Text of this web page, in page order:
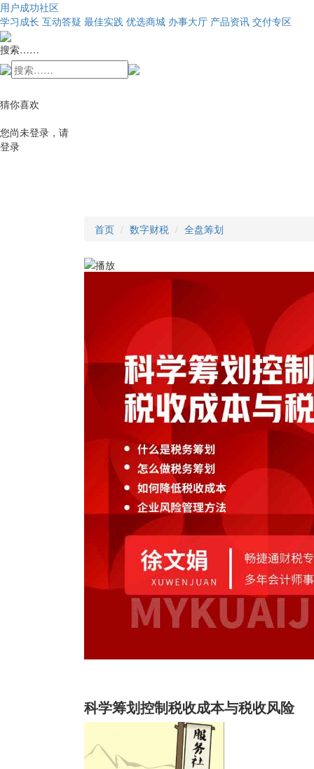
用户成功社区
学习成长 互动答疑 最佳实践 优选商城 办事大厅 产品资讯 交付专区
搜索……
猜你喜欢
您尚未登录，请
登录
首页 数字财税 全盘筹划
科学筹划控制税收成本与税收风险